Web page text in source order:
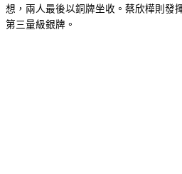
想，兩人最後以銅牌坐收。蔡欣樺則發
第三量級銀牌。